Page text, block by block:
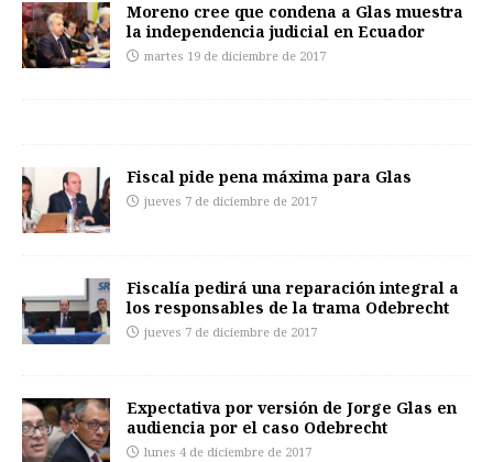
Moreno cree que condena a Glas muestra
la independencia judicial en Ecuador
martes 19 de diciembre de 2017
Fiscal pide pena máxima para Glas
jueves 7 de diciembre de 2017
Fiscalía pedirá una reparación integral a
los responsables de la trama Odebrecht
jueves 7 de diciembre de 2017
Expectativa por versión de Jorge Glas en
audiencia por el caso Odebrecht
lunes 4 de diciembre de 2017